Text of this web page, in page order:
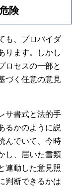
険
も、プロバイダ
ります。しかし
ロセスの一部と
づく任意の意見
サ書式と法的手
るかのように説
んでいて、今時
し、届いた書類
連動した意見照
判断できるかは